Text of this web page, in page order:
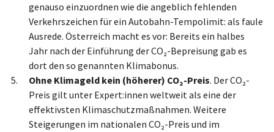
genauso einzuordnen wie die angeblich fehlenden
Verkehrszeichen für ein Autobahn-Tempolimit: als faule
Ausrede. Österreich macht es vor: Bereits ein halbes
Jahr nach der Einführung der CO₂-Bepreisung gab es
dort den so genannten Klimabonus.
Ohne Klimageld kein (höherer) CO₂-Preis. Der CO₂-
Preis gilt unter Expert:innen weltweit als eine der
effektivsten Klimaschutzmaßnahmen. Weitere
Steigerungen im nationalen CO₂-Preis und im